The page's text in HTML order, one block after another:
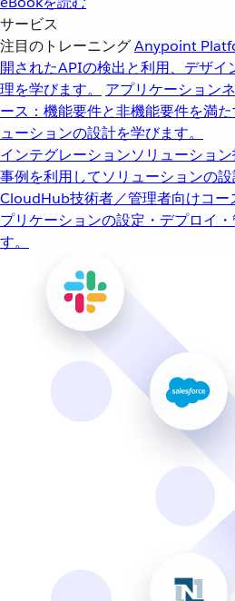
サービス
注目のトレーニングAnypoint
開されたAPIの検出と利用、デザイ
理を学びます。
アプリケーション
ース：機能要件と非機能要件を満
ューションの設計を学びます。
インテグレーションソリューション
事例を利用してソリューションの設
CloudHub技術者／管理者向けコ
プリケーションの設定・デプロイ
す。